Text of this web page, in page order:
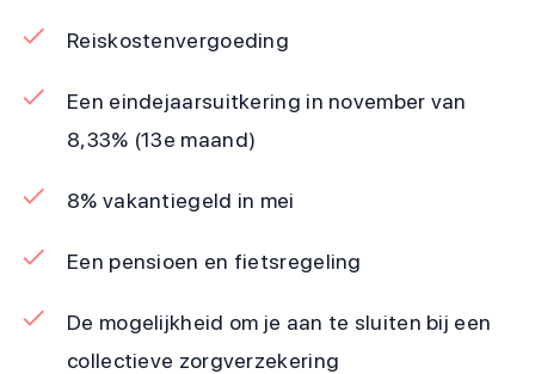
Reiskostenvergoeding
Een eindejaarsuitkering in november van
8,33% (13e maand)
8% vakantiegeld in mei
Een pensioen en fietsregeling
De mogelijkheid om je aan te sluiten bij een
collectieve zorgverzekering